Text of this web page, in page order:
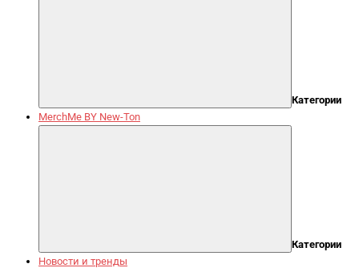
Категории
MerchMe BY New-Ton
Категории
Новости и тренды